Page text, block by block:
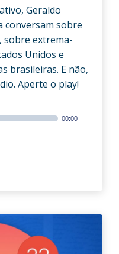
Geraldo
conversam sobre
sobre extrema-
Unidos e
brasileiras. E não,
Aperte o play!
00:00